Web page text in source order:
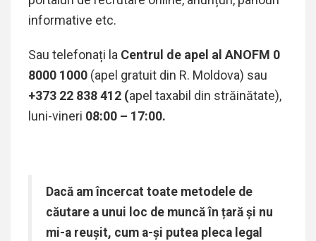
informative etc.
Sau telefonați la Centrul de apel al ANOFM 0
8000 1000 (apel gratuit din R. Moldova) sau
+373 22 838 412 (apel taxabil din străinătate),
luni-vineri 08:00 – 17:00.
Dacă am încercat toate metodele de
căutare a unui loc de muncă în țară și nu
mi-a reușit, cum a-și putea pleca legal